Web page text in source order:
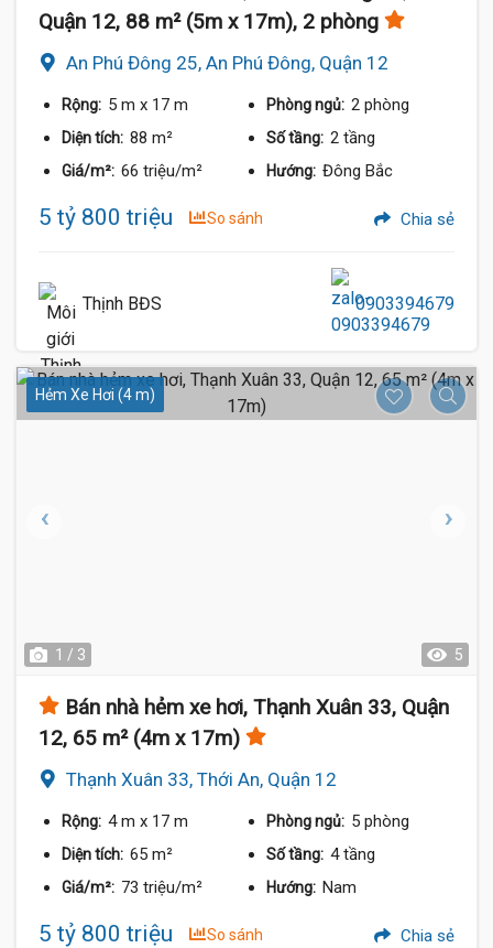
Quận 12, 88 m² (5m x 17m), 2 phòng
An Phú Đông 25, An Phú Đông, Quận 12
Rộng: 5 m x 17 m Phòng ngủ: 2 phòng
Diện tích: 88 m² Số tầng: 2 tầng
Giá/m²: 66 triệu/m² Hướng: Đông Bắc
5 tỷ 800 triệu So sánh Chia sẻ
Thịnh BĐS 0903394679
Hẻm Xe Hơi (4 m)
1 / 3 5
Bán nhà hẻm xe hơi, Thạnh Xuân 33, Quận
12, 65 m² (4m x 17m)
Thạnh Xuân 33, Thới An, Quận 12
Rộng: 4 m x 17 m Phòng ngủ: 5 phòng
Diện tích: 65 m² Số tầng: 4 tầng
Giá/m²: 73 triệu/m² Hướng: Nam
5 tỷ 800 triệu So sánh Chia sẻ